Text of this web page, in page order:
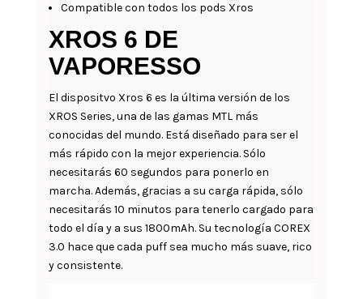
Compatible con todos los pods Xros
XROS 6 DE
VAPORESSO
El dispositvo Xros 6 es la última versión de los
XROS Series, una de las gamas MTL más
conocidas del mundo. Está diseñado para ser el
más rápido con la mejor experiencia. Sólo
necesitarás 60 segundos para ponerlo en
marcha. Además, gracias a su carga rápida, sólo
necesitarás 10 minutos para tenerlo cargado para
todo el día y a sus 1800mAh. Su tecnología COREX
3.0 hace que cada puff sea mucho más suave, rico
y consistente.